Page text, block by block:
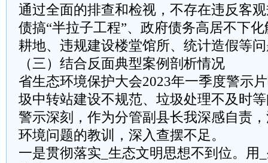
通过全面的排查和检视，不存在违反客
债搞“半拉子工程”、政府债务高居不下
耕地、违规建设楼堂馆所、统计造假等
（三）结合反面典型案例剖析情况
省生态环境保护大会2023年一季度警示
圾中转站建设不规范、垃圾处理不及时
警示深刻，作为分管副县长我深感自责
环境问题的教训，深入查摆不足。
一是贯彻落实_生态文明思想不到位。用